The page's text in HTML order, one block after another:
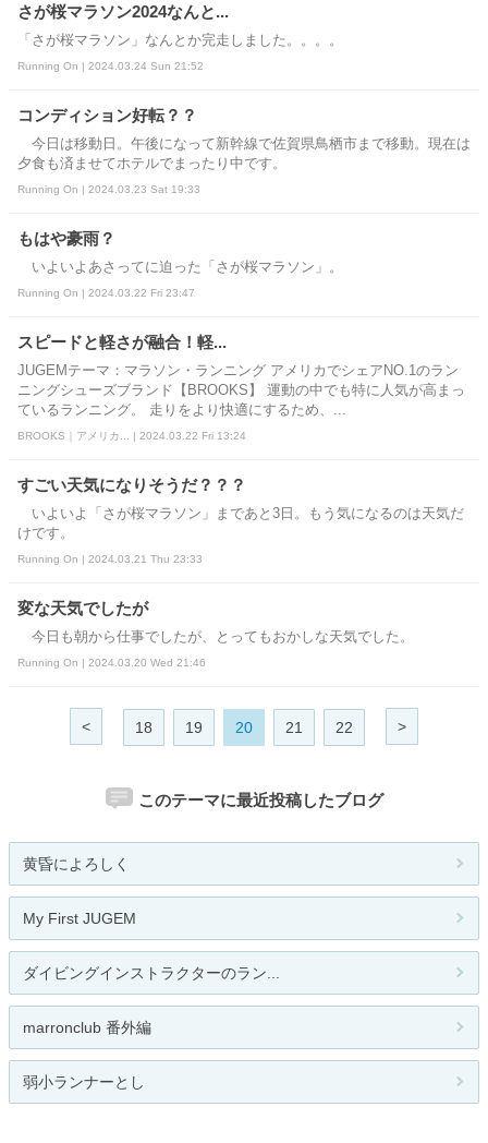
さが桜マラソン2024なんと...
「さが桜マラソン」なんとか完走しました。。。。
Running On | 2024.03.24 Sun 21:52
コンディション好転？？
今日は移動日。午後になって新幹線で佐賀県鳥栖市まで移動。現在は
夕食も済ませてホテルでまったり中です。
Running On | 2024.03.23 Sat 19:33
もはや豪雨？
いよいよあさってに迫った「さが桜マラソン」。
Running On | 2024.03.22 Fri 23:47
スピードと軽さが融合！軽...
JUGEMテーマ：マラソン・ランニング アメリカでシェアNO.1のラン
ニングシューズブランド【BROOKS】 運動の中でも特に人気が高まっ
ているランニング。 走りをより快適にするため、...
BROOKS｜アメリカ... | 2024.03.22 Fri 13:24
すごい天気になりそうだ？？？
いよいよ「さが桜マラソン」まであと3日。もう気になるのは天気だ
けです。
Running On | 2024.03.21 Thu 23:33
変な天気でしたが
今日も朝から仕事でしたが、とってもおかしな天気でした。
Running On | 2024.03.20 Wed 21:46
< 18 19 20 21 22 >
このテーマに最近投稿したブログ
黄昏によろしく
My First JUGEM
ダイビングインストラクターのラン...
marronclub 番外編
弱小ランナーとし